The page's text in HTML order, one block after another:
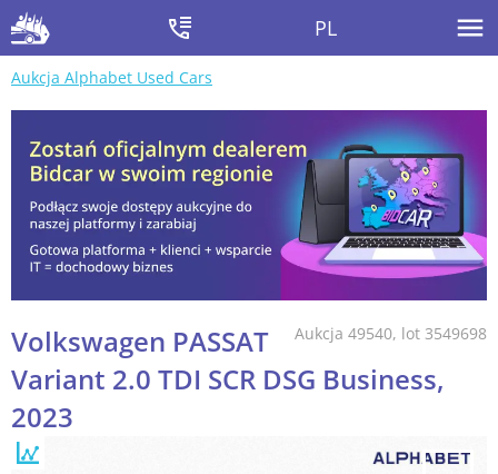
PL
Aukcja Alphabet Used Cars
Aukcja 49540, lot 3549698
Volkswagen PASSAT
Variant 2.0 TDI SCR DSG Business,
2023